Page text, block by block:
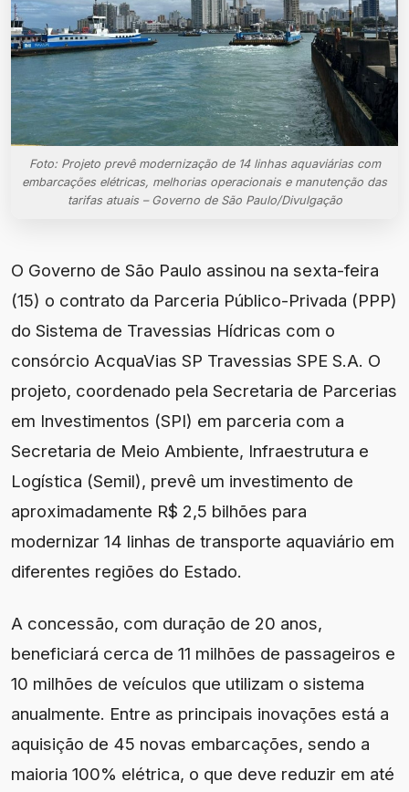
Foto: Projeto prevê modernização de 14 linhas aquaviárias com
embarcações elétricas, melhorias operacionais e manutenção das
tarifas atuais – Governo de São Paulo/Divulgação
O Governo de São Paulo assinou na sexta-feira
(15) o contrato da Parceria Público-Privada (PPP)
do Sistema de Travessias Hídricas com o
consórcio AcquaVias SP Travessias SPE S.A. O
projeto, coordenado pela Secretaria de Parcerias
em Investimentos (SPI) em parceria com a
Secretaria de Meio Ambiente, Infraestrutura e
Logística (Semil), prevê um investimento de
aproximadamente R$ 2,5 bilhões para
modernizar 14 linhas de transporte aquaviário em
diferentes regiões do Estado.
A concessão, com duração de 20 anos,
beneficiará cerca de 11 milhões de passageiros e
10 milhões de veículos que utilizam o sistema
anualmente. Entre as principais inovações está a
aquisição de 45 novas embarcações, sendo a
maioria 100% elétrica, o que deve reduzir em até